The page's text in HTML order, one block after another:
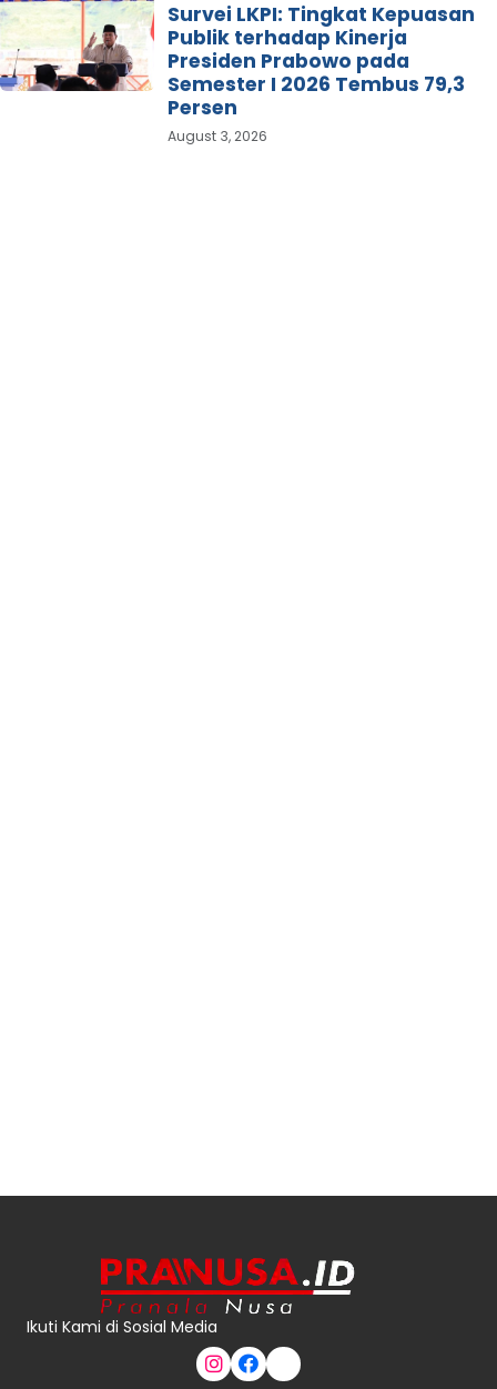
Survei LKPI: Tingkat Kepuasan
Publik terhadap Kinerja
Presiden Prabowo pada
Semester I 2026 Tembus 79,3
Persen
August 3, 2026
Ikuti Kami di Sosial Media